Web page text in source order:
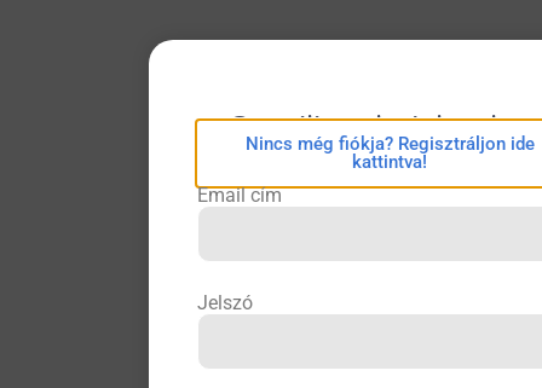
eConsilium
Nincs még fiókja? Regisztráljon ide
kattintva!
Email cím
Jelszó